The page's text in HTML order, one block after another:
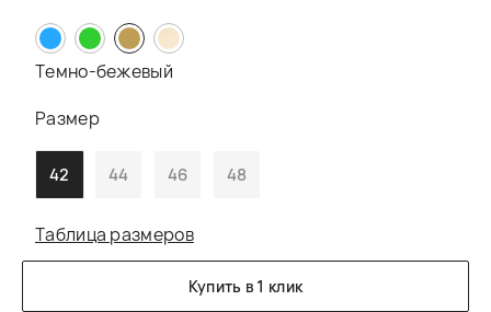
Темно-бежевый
Размер
42 44 46 48
Таблица размеров
Купить в 1 клик